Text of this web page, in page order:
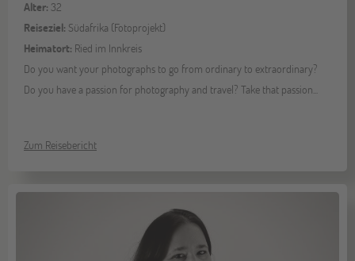
Alter: 32
Reiseziel: Südafrika (Fotoprojekt)
Heimatort: Ried im Innkreis
Do you want your photographs to go from ordinary to extraordinary?
Do you have a passion for photography and travel? Take that passion...
Zum Reisebericht